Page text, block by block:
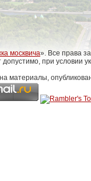
москвича». Все права
при условии
материалы,